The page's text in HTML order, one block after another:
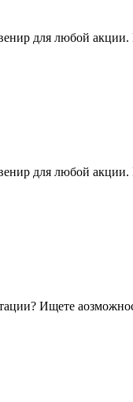
для любой акции.
для любой акции.
Ищете